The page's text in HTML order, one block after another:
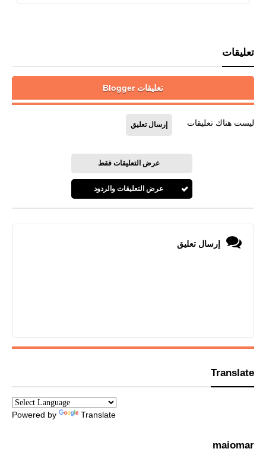
تعليقات
تعليقات Blogger
ليست هناك تعليقات إرسال تعليق
عرض التعليقات فقط
عرض التعليقات والردود
إرسال تعليق
Translate
Powered by Translate
maiomar